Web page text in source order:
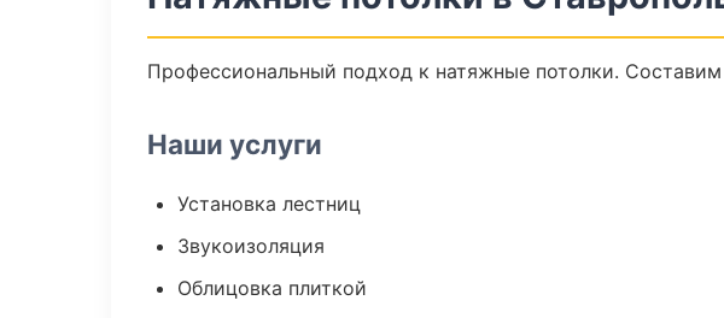
Профессиональный подход к натяжные потолки.
Наши услуги
Установка лестниц
Звукоизоляция
Облицовка плиткой